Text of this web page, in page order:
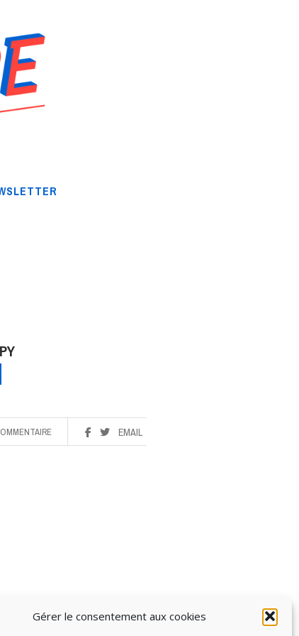
Gérer le consentement aux cookies
EMAIL
RÉSERVÉS 2017-2025